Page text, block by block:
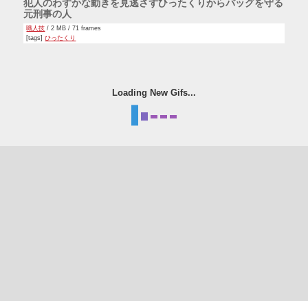
犯人のわずかな動きを見逃さずひったくりからバッグを守る
元刑事の人
職人技 / 2 MB / 71 frames
[tags]ひったくり
Loading New Gifs...